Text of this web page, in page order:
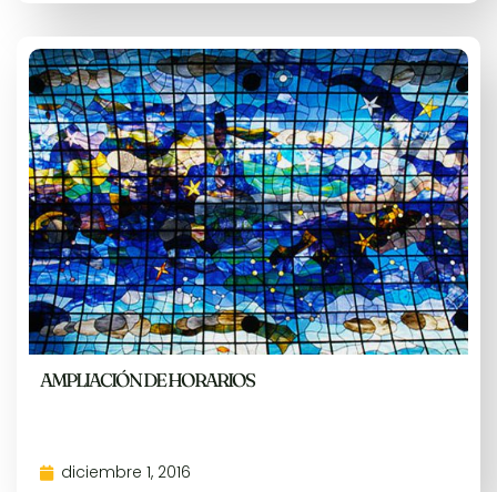
AMPLIACIÓN DE HORARIOS
diciembre 1, 2016